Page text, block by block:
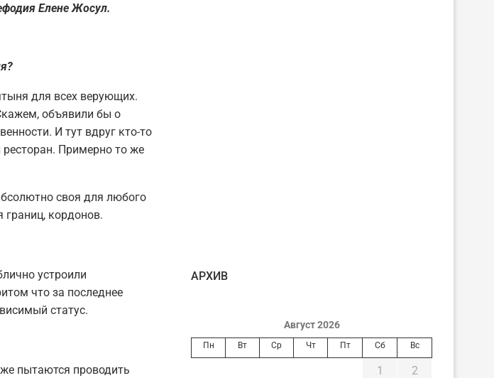
Елене Жосул.
для всех верующих.
объявили бы о
И тут вдруг кто-то
Примерно то же
своя для любого
границ, кордонов.
устроили
что за последнее
статус.
пытаются проводить
AРХИВ
Август 2026
Пн Вт Ср Чт Пт Сб Вс
1
2